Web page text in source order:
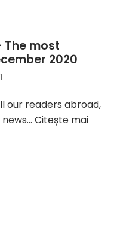
The most
2020
our readers abroad,
Citește mai